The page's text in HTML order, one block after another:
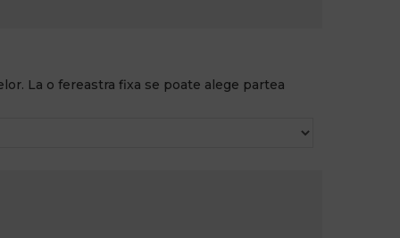
La o fereastra fixa se poate alege partea